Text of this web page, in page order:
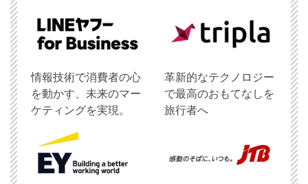
情報技術で消費者の心
を動かす、未来のマー
ケティングを実現。
革新的なテクノロジー
で最高のおもてなしを
旅行者へ